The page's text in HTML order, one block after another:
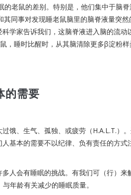
老鼠的差别。特别是，他们集中于脑
同事对发现睡老鼠脑里的脑脊液量突
学家告诉我们，这脑脊液进入脑的流
，睡时比醒时，从其脑清除更多β淀粉
的需要
饿、生气、孤独、或疲劳（H.A.L.T.）
基本的需要不以纪律、负有责任的方
人会有睡眠的挑战。有我们可（行）
年龄有关减少的睡眠质量。